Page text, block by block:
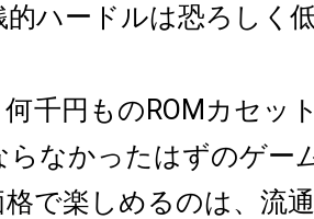
的ハードルは恐ろしく
千円ものROMカセッ
らなかったはずのゲー
で楽しめるのは、流